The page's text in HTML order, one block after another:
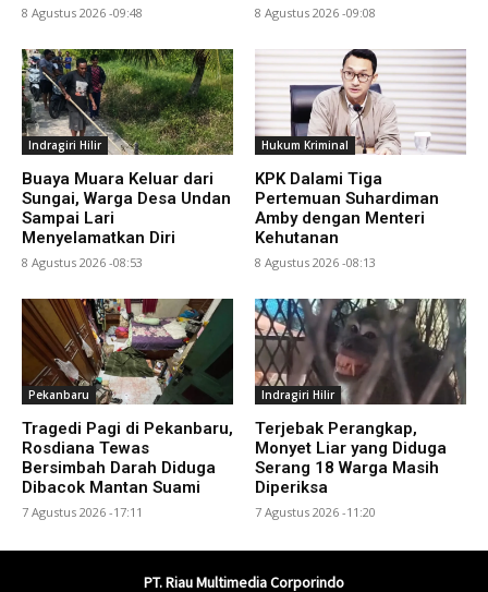
8 Agustus 2026 -09:48 8 Agustus 2026 -09:08
Indragiri Hilir
Buaya Muara Keluar dari
Sungai, Warga Desa Undan
Sampai Lari
Menyelamatkan Diri
8 Agustus 2026 -08:53
Hukum Kriminal
KPK Dalami Tiga
Pertemuan Suhardiman
Amby dengan Menteri
Kehutanan
8 Agustus 2026 -08:13
Pekanbaru
Tragedi Pagi di Pekanbaru,
Rosdiana Tewas
Bersimbah Darah Diduga
Dibacok Mantan Suami
7 Agustus 2026 -17:11
Indragiri Hilir
Terjebak Perangkap,
Monyet Liar yang Diduga
Serang 18 Warga Masih
Diperiksa
7 Agustus 2026 -11:20
PT. Riau Multimedia Corporindo